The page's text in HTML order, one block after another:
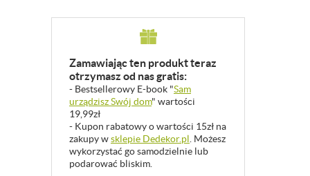
Zamawiając ten produkt teraz
otrzymasz od nas gratis:
- Bestsellerowy E-book "Sam
urządzisz Swój dom" wartości
19,99zł
- Kupon rabatowy o wartości 15zł na
zakupy wsklepie Dedekor.pl. Możesz
wykorzystać go samodzielnie lub
podarować bliskim.